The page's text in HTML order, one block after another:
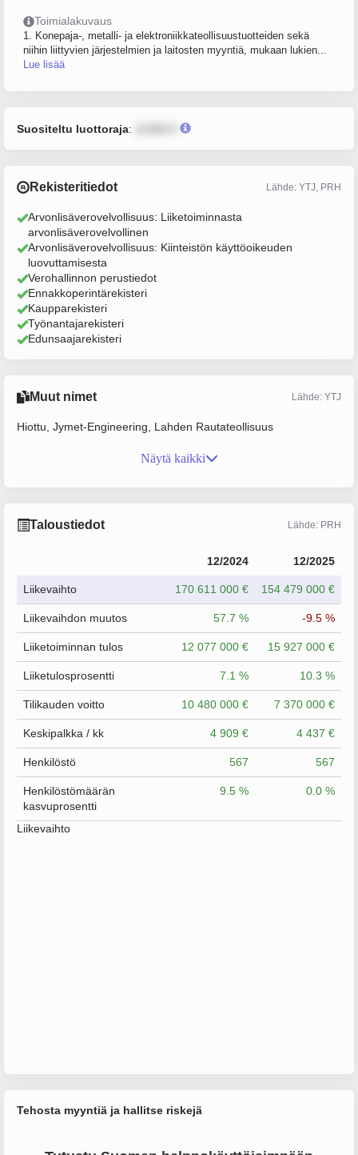
Toimialakuvaus
1. Konepaja-, metalli- ja elektroniikkateollisuustuotteiden sekä
niihin liittyvien järjestelmien ja laitosten myyntiä, mukaan lukien...
Lue lisää
Suositeltu luottoraja:
Rekisteritiedot Lähde: YTJ, PRH
Arvonlisäverovelvollisuus: Liiketoiminnasta
arvonlisäverovelvollinen
Arvonlisäverovelvollisuus: Kiinteistön käyttöoikeuden
luovuttamisesta
Verohallinnon perustiedot
Ennakkoperintärekisteri
Kaupparekisteri
Työnantajarekisteri
Edunsaajarekisteri
Muut nimet Lähde: YTJ
Hiottu, Jymet-Engineering, Lahden Rautateollisuus
Näytä kaikki
Taloustiedot Lähde: PRH
12/2024 12/2025
Liikevaihto 170 611 000 € 154 479 000 €
Liikevaihdon muutos 57.7 % -9.5 %
Liiketoiminnan tulos 12 077 000 € 15 927 000 €
Liiketulosprosentti 7.1 % 10.3 %
Tilikauden voitto 10 480 000 € 7 370 000 €
Keskipalkka / kk 4 909 € 4 437 €
Henkilöstö 567 567
Henkilöstömäärän
kasvuprosentti
9.5 % 0.0 %
Liikevaihto
Tehosta myyntiä ja hallitse riskejä